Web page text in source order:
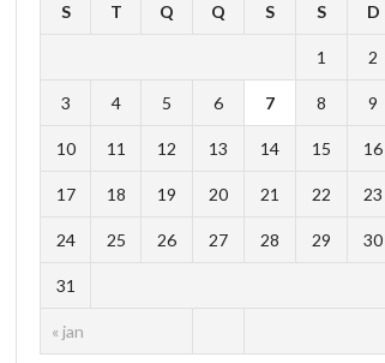
S T Q Q S S D
« jan
1 2
3 4 5 6 7 8 9
10 11 12 13 14 15 16
17 18 19 20 21 22 23
24 25 26 27 28 29 30
31